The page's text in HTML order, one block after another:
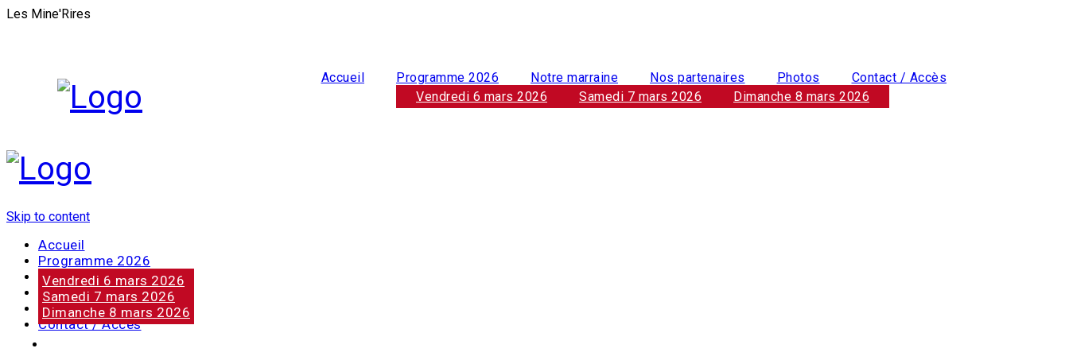
Les Mine'Rires
Accueil
Programme 2026
Vendredi 6 mars 2026
Samedi 7 mars 2026 Dimanche 8 mars 2026
Notre marraine Nos partenaires Photos Contact / Accès
Skip to content
Accueil
Programme 2026
Vendredi 6 mars 2026
Samedi 7 mars 2026
Dimanche 8 mars 2026
Notre marraine
Nos partenaires
Photos
Contact / Accès